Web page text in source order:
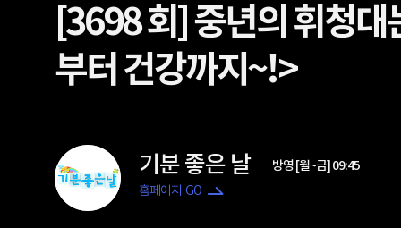
[3698 회] 중년의 휘청대
부터 건강까지~!>
기분 좋은 날 방영 [월~금] 09:45
홈페이지 GO